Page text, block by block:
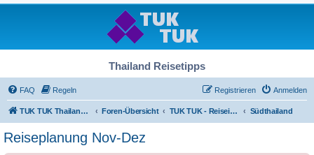
Thailand Reisetipps
FAQ Regeln Anmelden
Registrieren
TUK TUK Thailand Reisetipps Foren-Übersicht TUK TUK - Reiseinfos - Thailand Regional Südthailand
Reiseplanung Nov-Dez